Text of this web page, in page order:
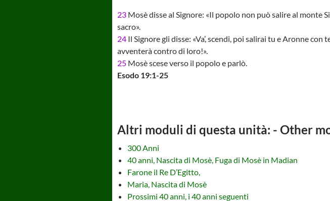
23 Mosè disse al Signore: «Il popolo non può salire al monte
sacro».
24 Il Signore gli disse: «Va’, scendi, poi salirai tu e Aronne
avventerà contro di loro!».
25 Mosè scese verso il popolo e parlò.
Esodo 19:1-25
Altri moduli di questa unità: - Other
300 Anni
40 anni, Nascita di Mosè, Fuga di Mosè in Madian
Farone il Re D’Egitto,
Maria, Nascita di Mosè
Prossimi 40 anni, i 40 anni seguenti